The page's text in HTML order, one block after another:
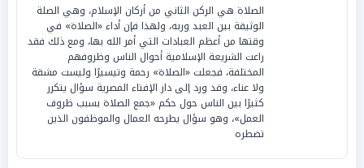
الصلاة هي الركن الثاني من أركان الإسلام، وهي الصلة
الوثيقة بين العبد وربه، ولهذا فإن أداء «الصلاة» في
وقتها من أعظم العبادات التي أمر الله بها، ومع ذلك فقد
راعت الشريعة الإسلامية أحوال الناس وظروفهم
المختلفة، فجعلت «الصلاة» رحمة وتيسيرًا وليست مشقة
ولا عناء، وقد ورد إلى دار الإفتاء المصرية سؤال يتكرر
كثيرًا بين الناس حول حكم «جمع الصلاة بسبب ظروف
العمل»، وهو سؤال يطرحه العمال والموظفون الذين
تضطره